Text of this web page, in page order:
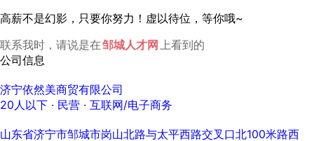
高薪不是幻影，只要你努力！虚以待位，等你哦~
联系我时，请说是在邹城人才网 上看到的
公司信息
济宁依然美商贸有限公司
20人以下 · 民营 · 互联网/电子商务
山东省济宁市邹城市岗山北路与太平西路交叉口北100米路西